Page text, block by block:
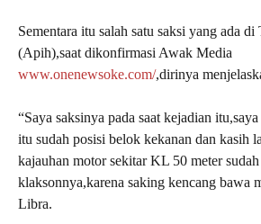
Sementara itu salah satu saksi yang ada
(Apih),saat dikonfirmasi Awak Media
www.onenewsoke.com/,dirinya
“Saya saksinya pada saat kejadian
itu sudah posisi belok kekanan dan kasih
kajauhan motor sekitar KL 50 meter
klaksonnya,karena saking kencang bawa
Libra.